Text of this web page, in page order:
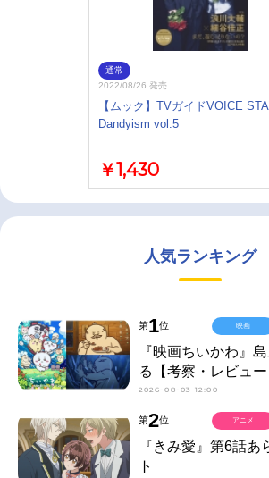
通常
2022/08/26 発売
【ムック】TVガイドVOICE
Dandyism vol.5
￥1,430
人気ランキング
第1位
『映画ちいかわ』
る【考察・レビュー
2026-08-03 12:00
映画
第2位
『きみ愛』第6話あ
ト
アニメ